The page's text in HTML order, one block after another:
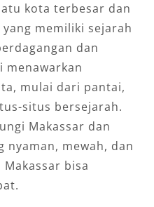
kota terbesar dan
memiliki sejarah
dan
menawarkan
mulai dari pantai,
situs bersejarah.
Makassar dan
nyaman, mewah, dan
bisa